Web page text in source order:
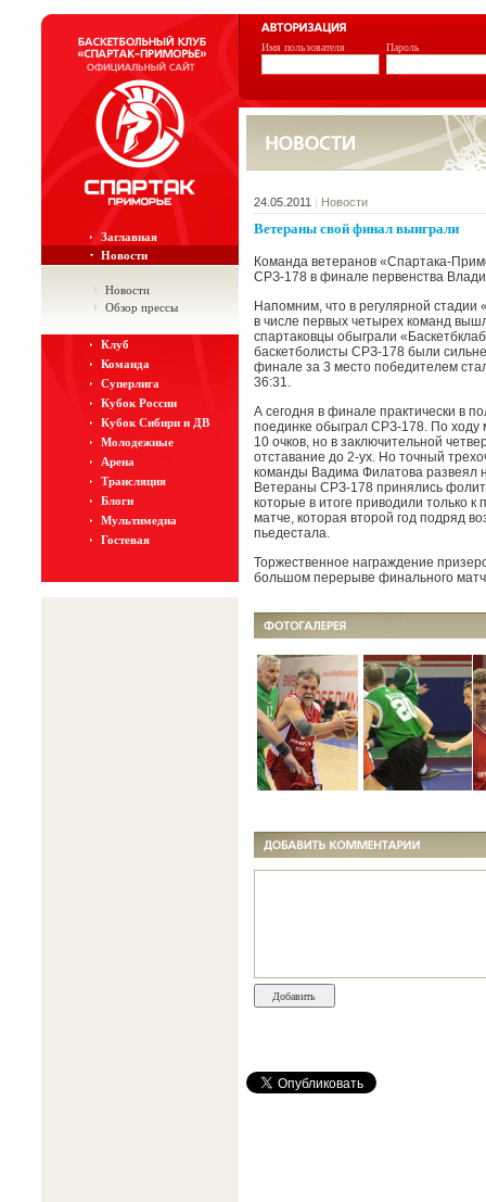
Имя пользователя Пароль
Заглавная
Новости
Новости
Обзор прессы
Клуб
Команда
Суперлига
Кубок России
Кубок Сибири и ДВ
Молодежные
Арена
Трансляция
Блоги
Мультимедиа
Гостевая
24.05.2011 | Новости
Ветераны свой финал выиграли
Команда ветеранов «Спартака-
СРЗ-178 в финале первенства
Напомним, что в регулярной
в числе первых четырех команд
спартаковцы обыграли
баскетболисты СРЗ-178 были
финале за 3 место победителем
36:31.
А сегодня в финале практически в
поединке обыграл СРЗ-178. По ходу
10 очков, но в заключительной
отставание до 2-ух. Но точный
команды Вадима Филатова развеял
Ветераны СРЗ-178 принялись
которые в итоге приводили только
матче, которая второй год подряд
пьедестала.
Торжественное награждение
большом перерыве финального